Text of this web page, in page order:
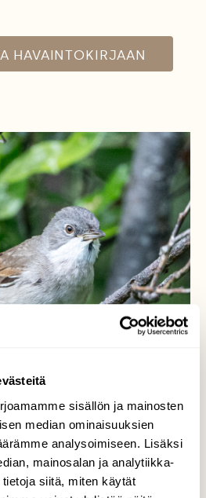
sisällön ja mainosten
median ominaisuuksien
analysoimiseen. Lisäksi
mainosalan ja analytiikka-
siitä, miten käytät
HAVAINTOKIRJAAN
pajukossa